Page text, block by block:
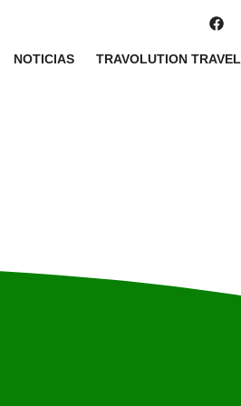
NOTICIAS TRAVOLUTION TRAVEL